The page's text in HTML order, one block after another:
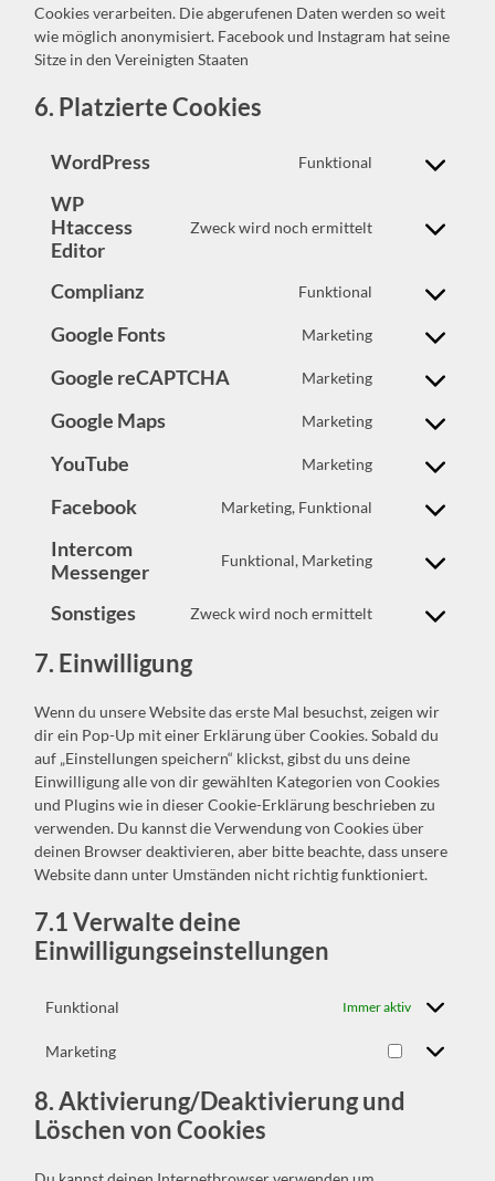
Cookies verarbeiten. Die abgerufenen Daten werden so weit
wie möglich anonymisiert. Facebook und Instagram hat seine
Sitze in den Vereinigten Staaten
6. Platzierte Cookies
WordPress Funktional
Consent
wordpress
WP
Htaccess
Editor
Zweck wird noch ermittelt
Consent
Complianz Funktional
Consent
service
Google Fonts Marketing
Consent
service
Google reCAPTCHA Marketing
Consent
service
recaptcha
Google Maps Marketing
Consent
service
YouTube Marketing
Consent
service
Facebook Marketing, Funktional
Consent
facebook
Intercom
Messenger
Funktional, Marketing
Consent
intercom-
Sonstiges Zweck wird noch ermittelt
Consent
7. Einwilligung
Wenn du unsere Website das erste Mal besuchst, zeigen wir
dir ein Pop-Up mit einer Erklärung über Cookies. Sobald du
auf „Einstellungen speichern“ klickst, gibst du uns deine
Einwilligung alle von dir gewählten Kategorien von Cookies
und Plugins wie in dieser Cookie-Erklärung beschrieben zu
verwenden. Du kannst die Verwendung von Cookies über
deinen Browser deaktivieren, aber bitte beachte, dass unsere
Website dann unter Umständen nicht richtig funktioniert.
7.1 Verwalte deine
Einwilligungseinstellungen
Funktional Immer aktiv
Marketing Marketing
8. Aktivierung/Deaktivierung und
Löschen von Cookies